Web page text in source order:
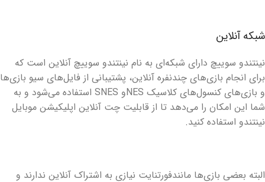
شبکه آنلاین
نینتندو سوییچ دارای شبکه‌ای به نام نینتندو سوییچ آنلاین است که
برای انجام بازی‌های چندنفره آنلاین، پشتیبانی از فایل‌های سیو بازی‌ها
و بازی‌های کنسول‌های کلاسیک NESو SNES استفاده می‌شود و به
شما این امکان را می‌دهد تا از قابلیت چت آنلاین اپلیکیشن موبایل
نینتندو استفاده کنید.
البته بعضی بازی‌ها مانندفورتنایت نیازی به اشتراک آنلاین ندارند و